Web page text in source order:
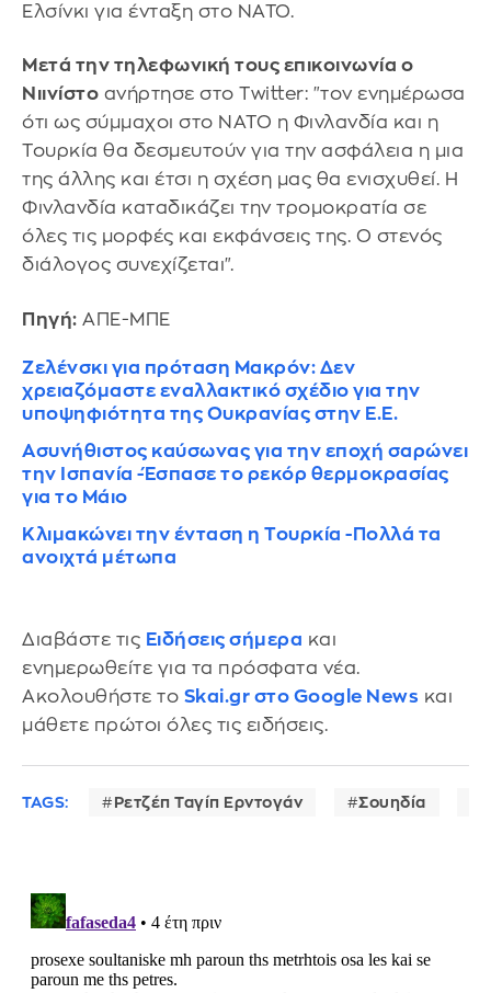
Ελσίνκι για ένταξη στο ΝΑΤΟ.
Μετά την τηλεφωνική τους επικοινωνία ο
Νιινίστο ανήρτησε στο Twitter: "τον ενημέρωσα
ότι ως σύμμαχοι στο ΝΑΤΟ η Φινλανδία και η
Τουρκία θα δεσμευτούν για την ασφάλεια η μια
της άλλης και έτσι η σχέση μας θα ενισχυθεί. Η
Φινλανδία καταδικάζει την τρομοκρατία σε
όλες τις μορφές και εκφάνσεις της. Ο στενός
διάλογος συνεχίζεται".
Πηγή: ΑΠΕ-ΜΠΕ
Ζελένσκι για πρόταση Μακρόν: Δεν
χρειαζόμαστε εναλλακτικό σχέδιο για την
υποψηφιότητα της Ουκρανίας στην Ε.Ε.
Ασυνήθιστος καύσωνας για την εποχή σαρώνει
την Ισπανία -Έσπασε το ρεκόρ θερμοκρασίας
για το Μάιο
Κλιμακώνει την ένταση η Τουρκία -Πολλά τα
ανοιχτά μέτωπα
Διαβάστε τις Ειδήσεις σήμερα και
ενημερωθείτε για τα πρόσφατα νέα.
Ακολουθήστε το Skai.gr στο Google News και
μάθετε πρώτοι όλες τις ειδήσεις.
TAGS: Ρετζέπ Ταγίπ Ερντογάν Σουηδία